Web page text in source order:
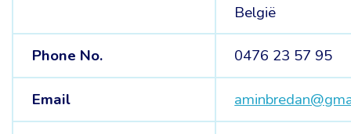
België
Phone No. 0476 23 57 95
Email